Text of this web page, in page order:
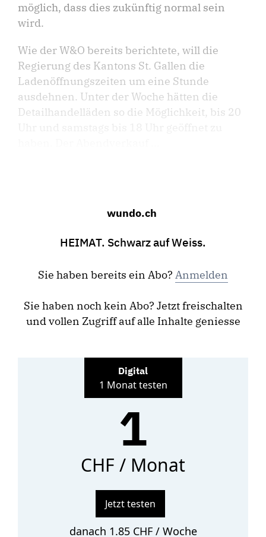
möglich, dass dies zukünftig normal sein
wird.
Wie der W&O bereits berichtete, will die
Regierung des Kantons St. Gallen die
Ladenöffnungszeiten um eine Stunde
ausdehnen. Unter der Woche hätten die
Detailhandelläden so die Möglichkeit, bis 20
wundo.ch
HEIMAT. Schwarz auf Weiss.
Sie haben bereits ein Abo? Anmelden
Sie haben noch kein Abo? Jetzt freischalten
und vollen Zugriff auf alle Inhalte geniesse
Digital
1 Monat testen
1
CHF / Monat
Jetzt testen
danach 1.85 CHF / Woche